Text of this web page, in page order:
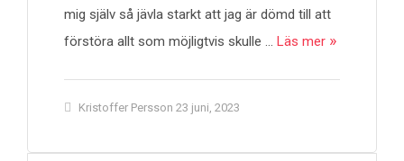
mig själv så jävla starkt att jag är dömd till att
förstöra allt som möjligtvis skulle … Läs mer
Kristoffer Persson 23 juni, 2023